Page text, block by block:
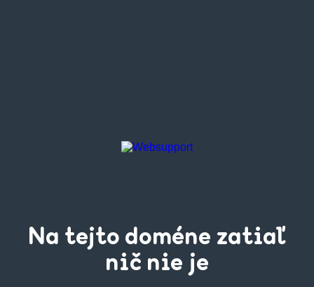
Na tejto doméne zatiaľ
nič nie je